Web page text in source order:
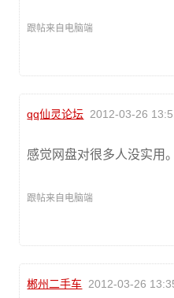
跟帖来自电脑端
qq仙灵论坛 2012-03-26
感觉网盘对很多人没实用。
跟帖来自电脑端
郴州二手车 2012-03-26